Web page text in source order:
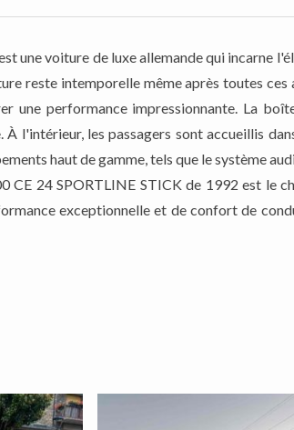
une voiture de luxe allemande qui incarne
reste intemporelle même après toutes ces
une performance impressionnante. La
l'intérieur, les passagers sont accueillis
haut de gamme, tels que le système
CE 24 SPORTLINE STICK de 1992 est le
exceptionnelle et de confort de